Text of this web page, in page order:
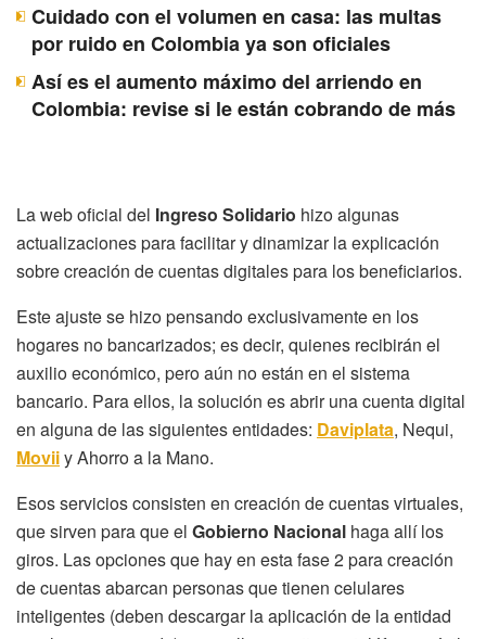
Cuidado con el volumen en casa: las multas
por ruido en Colombia ya son oficiales
Así es el aumento máximo del arriendo en
Colombia: revise si le están cobrando de más
La web oficial del Ingreso Solidario hizo algunas
actualizaciones para facilitar y dinamizar la explicación
sobre creación de cuentas digitales para los beneficiarios.
Este ajuste se hizo pensando exclusivamente en los
hogares no bancarizados; es decir, quienes recibirán el
auxilio económico, pero aún no están en el sistema
bancario. Para ellos, la solución es abrir una cuenta digital
en alguna de las siguientes entidades: Daviplata, Nequi,
Moviiy Ahorro a la Mano.
Esos servicios consisten en creación de cuentas virtuales,
que sirven para que el Gobierno Nacional haga allí los
giros. Las opciones que hay en esta fase 2 para creación
de cuentas abarcan personas que tienen celulares
inteligentes (deben descargar la aplicación de la entidad